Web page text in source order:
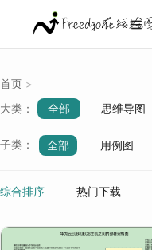

首页 >
大类： 全部 思维导图
云架构
质量管理
子类： 全部 用例图
前端开发
综合排序 热门下载